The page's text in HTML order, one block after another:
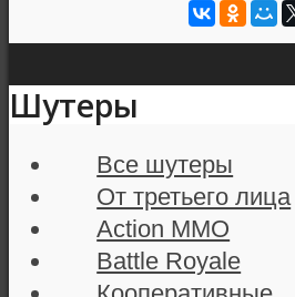
Шутеры
Все шутеры
От третьего лица
Action MMO
Battle Royale